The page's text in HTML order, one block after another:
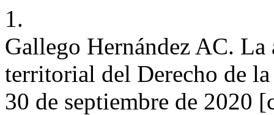
1.
Gallego Hernández AC.
territorial del Derecho de
30 de septiembre de 2020